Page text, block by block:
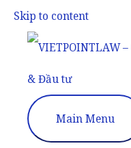
Skip to content
Main Menu